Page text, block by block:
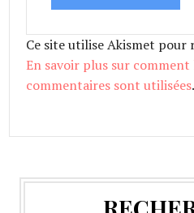
Ce site utilise Akismet pour
En savoir plus sur comment
commentaires sont utilisées.